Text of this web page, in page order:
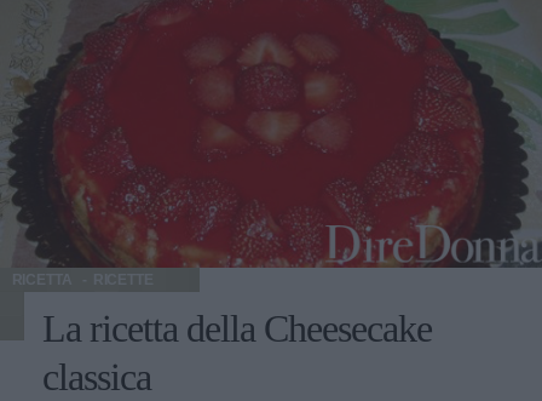
RICETTA
La ricetta della Cheesecake
classica